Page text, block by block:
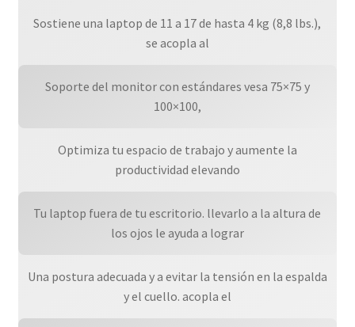
Sostiene una laptop de 11 a 17 de hasta 4 kg (8,8 lbs.),
se acopla al
Soporte del monitor con estándares vesa 75×75 y
100×100,
Optimiza tu espacio de trabajo y aumente la
productividad elevando
Tu laptop fuera de tu escritorio. llevarlo a la altura de
los ojos le ayuda a lograr
Una postura adecuada y a evitar la tensión en la espalda
y el cuello. acopla el